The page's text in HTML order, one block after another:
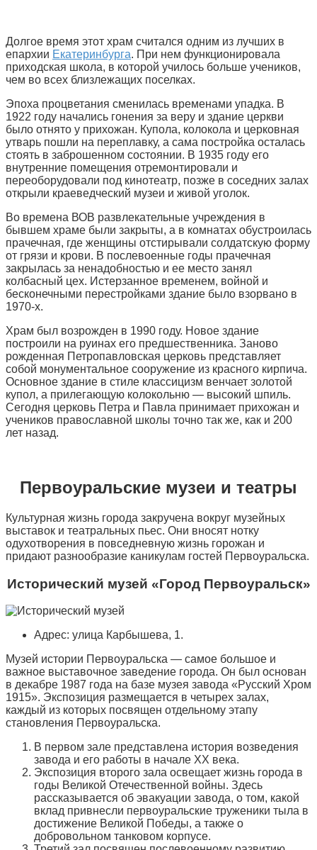
Долгое время этот храм считался одним из лучших в
епархии Екатеринбурга. При нем функционировала
приходская школа, в которой училось больше учеников,
чем во всех близлежащих поселках.
Эпоха процветания сменилась временами упадка. В
1922 году начались гонения за веру и здание церкви
было отнято у прихожан. Купола, колокола и церковная
утварь пошли на переплавку, а сама постройка осталась
стоять в заброшенном состоянии. В 1935 году его
внутренние помещения отремонтировали и
переоборудовали под кинотеатр, позже в соседних залах
открыли краеведческий музеи и живой уголок.
Во времена ВОВ развлекательные учреждения в
бывшем храме были закрыты, а в комнатах обустроилась
прачечная, где женщины отстирывали солдатскую форму
от грязи и крови. В послевоенные годы прачечная
закрылась за ненадобностью и ее место занял
колбасный цех. Истерзанное временем, войной и
бесконечными перестройками здание было взорвано в
1970-х.
Храм был возрожден в 1990 году. Новое здание
построили на руинах его предшественника. Заново
рожденная Петропавловская церковь представляет
собой монументальное сооружение из красного кирпича.
Основное здание в стиле классицизм венчает золотой
купол, а прилегающую колокольню — высокий шпиль.
Сегодня церковь Петра и Павла принимает прихожан и
учеников православной школы точно так же, как и 200
лет назад.
Первоуральские музеи и театры
Культурная жизнь города закручена вокруг музейных
выставок и театральных пьес. Они вносят нотку
одухотворения в повседневную жизнь горожан и
придают разнообразие каникулам гостей Первоуральска.
Исторический музей «Город Первоуральск»
Адрес: улица Карбышева, 1.
Музей истории Первоуральска — самое большое и
важное выставочное заведение города. Он был основан
в декабре 1987 года на базе музея завода «Русский Хром
1915». Экспозиция размещается в четырех залах,
каждый из которых посвящен отдельному этапу
становления Первоуральска.
В первом зале представлена история возведения
завода и его работы в начале XX века.
Экспозиция второго зала освещает жизнь города в
годы Великой Отечественной войны. Здесь
рассказывается об эвакуации завода, о том, какой
вклад привнесли первоуральские труженики тыла в
достижение Великой Победы, а также о
добровольном танковом корпусе.